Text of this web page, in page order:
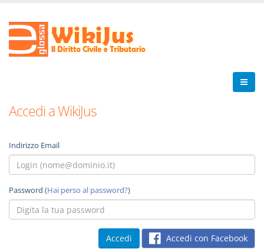
Accedi a WikiJus
Indirizzo Email
Password (Hai perso al password?)
Accedi con Facebook